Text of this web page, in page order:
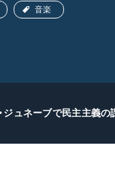
音楽
ュネーブで民主主義の